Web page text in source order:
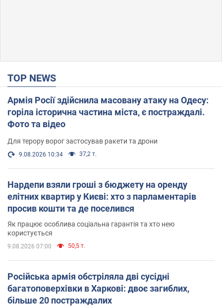
TOP NEWS
Армія Росії здійснила масовану атаку на Одесу:
горіла історична частина міста, є постраждалі.
Фото та відео
Для терору ворог застосував ракети та дрони
9.08.2026 10:34 37,2 т.
Нардепи взяли гроші з бюджету на оренду
елітних квартир у Києві: хто з парламентарів
просив кошти та де поселився
Як працює особлива соціальна гарантія та хто нею
користується
9.08.2026 07:00 50,5 т.
Російська армія обстріляла дві сусідні
багатоповерхівки в Харкові: двоє загиблих,
більше 20 постраждалих